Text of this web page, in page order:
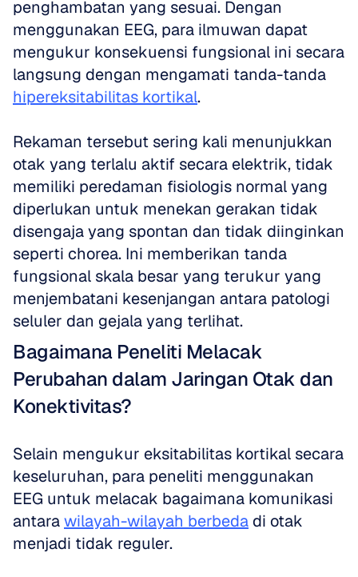
penghambatan yang sesuai. Dengan
menggunakan EEG, para ilmuwan dapat
mengukur konsekuensi fungsional ini secara
hipereksitabilitas kortikal.
Rekaman tersebut sering kali menunjukkan
otak yang terlalu aktif secara elektrik, tidak
memiliki peredaman fisiologis normal yang
diperlukan untuk menekan gerakan tidak
disengaja yang spontan dan tidak diinginkan
seperti chorea. Ini memberikan tanda
fungsional skala besar yang terukur yang
menjembatani kesenjangan antara patologi
seluler dan gejala yang terlihat.
Bagaimana Peneliti Melacak
Perubahan dalam Jaringan Otak dan
Konektivitas?
Selain mengukur eksitabilitas kortikal secara
keseluruhan, para peneliti menggunakan
EEG untuk melacak bagaimana komunikasi
antara wilayah-wilayah berbeda di otak
menjadi tidak reguler.